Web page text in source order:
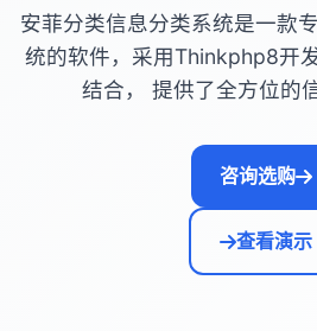
安菲分类信息分类系统是一款
统的软件，采用Thinkphp8开
结合， 提供了全方位的
咨询选购
查看演示